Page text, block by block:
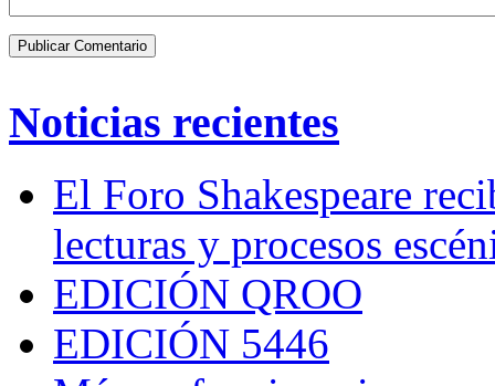
Noticias recientes
El Foro Shakespeare
lecturas y procesos
EDICIÓN QROO
EDICIÓN 5446